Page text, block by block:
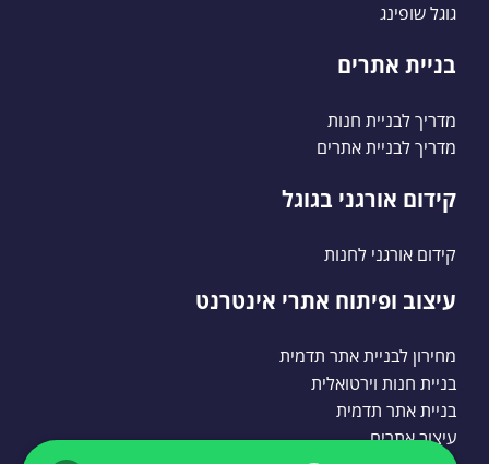
גוגל שופינג
בניית אתרים
מדריך לבניית חנות
מדריך לבניית אתרים
קידום אורגני בגוגל
קידום אורגני לחנות
עיצוב ופיתוח אתרי אינטרנט
מחירון לבניית אתר תדמית
בניית חנות וירטואלית
בניית אתר תדמית
עיצוב אתרים